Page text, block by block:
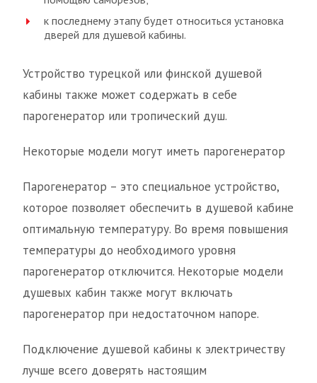
к последнему этапу будет относиться установка
дверей для душевой кабины.
Устройство турецкой или финской душевой
кабины также может содержать в себе
парогенератор или тропический душ.
Некоторые модели могут иметь парогенератор
Парогенератор – это специальное устройство,
которое позволяет обеспечить в душевой кабине
оптимальную температуру. Во время повышения
температуры до необходимого уровня
парогенератор отключится. Некоторые модели
душевых кабин также могут включать
парогенератор при недостаточном напоре.
Подключение душевой кабины к электричеству
лучше всего доверять настоящим